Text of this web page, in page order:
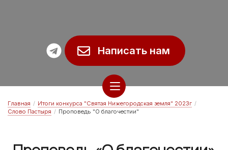
Написать нам
Главная / Итоги конкурса "Святая Нижегородская земля" 2023г /
Слово Пастыря / Проповедь "О благочестии"